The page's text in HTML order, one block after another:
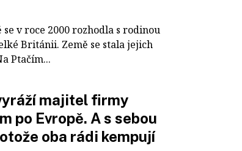
v roce 2000 rozhodla s rodinou
Británii. Země se stala jejich
Ptačím...
majitel firmy
po Evropě. A s sebou
oba rádi kempují